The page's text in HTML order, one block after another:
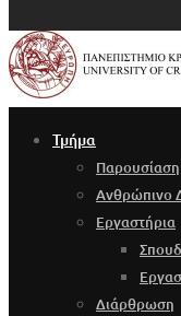
Τμήμα
Παρουσίαση
Ανθρώπινο
Εργαστήρια
Διάρθρωση